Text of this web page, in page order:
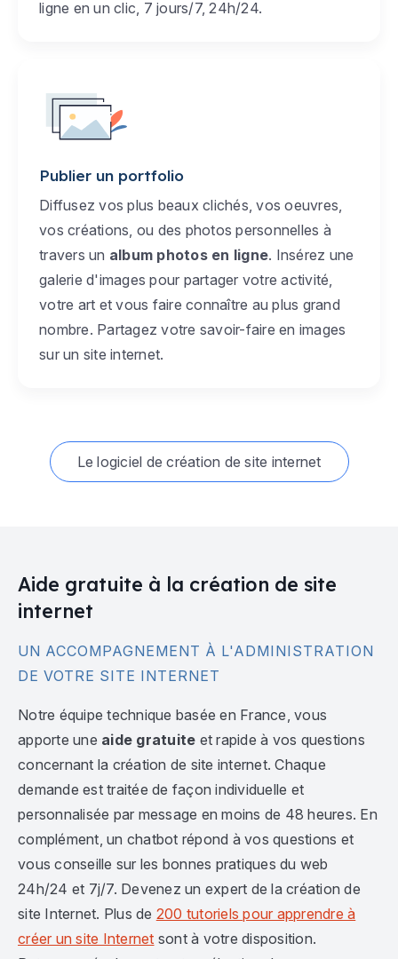
ligne en un clic, 7 jours/7, 24h/24.
Publier un portfolio
Diffusez vos plus beaux clichés, vos oeuvres,
vos créations, ou des photos personnelles à
travers un album photos en ligne. Insérez une
galerie d'images pour partager votre activité,
votre art et vous faire connaître au plus grand
nombre. Partagez votre savoir-faire en images
sur un site internet.
Le logiciel de création de site internet
Aide gratuite à la création de site
internet
UN ACCOMPAGNEMENT À L'ADMINISTRATION
DE VOTRE SITE INTERNET
Notre équipe technique basée en France, vous
apporte une aide gratuite et rapide à vos questions
concernant la création de site internet. Chaque
demande est traitée de façon individuelle et
personnalisée par message en moins de 48 heures. En
complément, un chatbot répond à vos questions et
vous conseille sur les bonnes pratiques du web
24h/24 et 7j/7. Devenez un expert de la création de
site Internet. Plus de 200 tutoriels pour apprendre à
créer un site Internet sont à votre disposition.